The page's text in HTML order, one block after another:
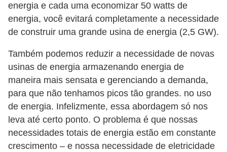
energia e cada uma economizar 50 watts de
energia, você evitará completamente a necessidade
de construir uma grande usina de energia (2,5 GW).
Também podemos reduzir a necessidade de novas
usinas de energia armazenando energia de
maneira mais sensata e gerenciando a demanda,
para que não tenhamos picos tão grandes. no uso
de energia. Infelizmente, essa abordagem só nos
leva até certo ponto. O problema é que nossas
necessidades totais de energia estão em constante
crescimento – e nossa necessidade de eletricidade